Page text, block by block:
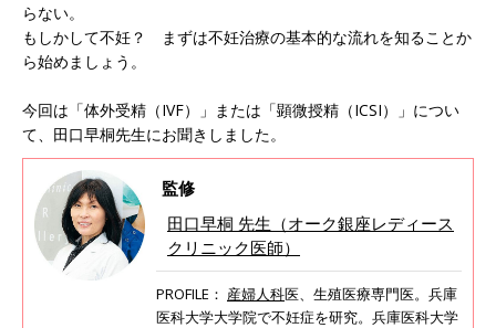
らない。
もしかして不妊？ まずは不妊治療の基本的な流れを知ることか
ら始めましょう。
今回は「体外受精（IVF）」または「顕微授精（ICSI）」につい
て、田口早桐先生にお聞きしました。
監修
田口早桐 先生（オーク銀座レディース
クリニック医師）
PROFILE： 産婦人科医、生殖医療専門医。兵庫
医科大学大学院で不妊症を研究。兵庫医科大学